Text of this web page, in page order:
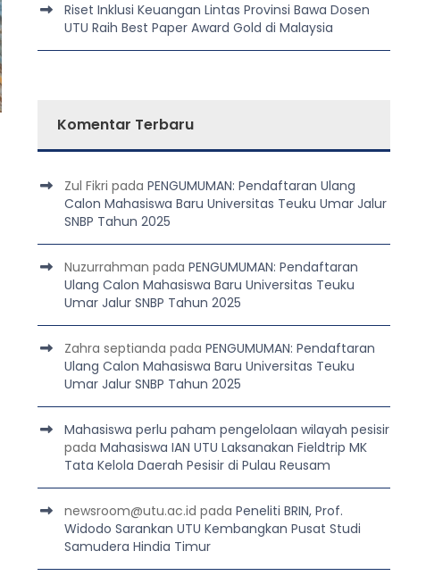
Riset Inklusi Keuangan Lintas Provinsi Bawa Dosen
UTU Raih Best Paper Award Gold di Malaysia
Komentar Terbaru
Zul Fikri padaPENGUMUMAN: Pendaftaran Ulang
Calon Mahasiswa Baru Universitas Teuku Umar Jalur
SNBP Tahun 2025
Nuzurrahman padaPENGUMUMAN: Pendaftaran
Ulang Calon Mahasiswa Baru Universitas Teuku
Umar Jalur SNBP Tahun 2025
Zahra septianda padaPENGUMUMAN: Pendaftaran
Ulang Calon Mahasiswa Baru Universitas Teuku
Umar Jalur SNBP Tahun 2025
Mahasiswa perlu paham pengelolaan wilayah pesisir
padaMahasiswa IAN UTU Laksanakan Fieldtrip MK
Tata Kelola Daerah Pesisir di Pulau Reusam
newsroom@utu.ac.id padaPeneliti BRIN, Prof.
Widodo Sarankan UTU Kembangkan Pusat Studi
Samudera Hindia Timur